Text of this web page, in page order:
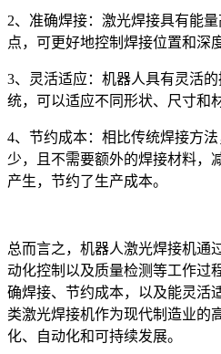
2、准确焊接：激光焊接具有能
点，可更好地控制焊接位置和深
3、灵活适应：机器人具有灵活
统，可以适应不同形状、尺寸和
4、节约成本：相比传统焊接方
少，且不需要额外的焊接材料，
产生，节约了生产成本。
总而言之，机器人激光焊接机通
动化控制以及质量检测等工作过
确焊接、节约成本，以及能灵活
类激光焊接机作为现代制造业的
化、自动化和可持续发展。‍